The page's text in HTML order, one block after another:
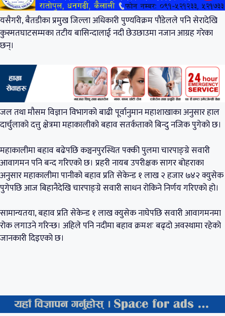
यसैगरी, बैतडीका प्रमुख जिल्ला अधिकारी पुण्यविक्रम पौडेलले पनि सेरादेखि
कुस्मतघाटसम्मका तटीय बासिन्दालाई नदी छेउछाउमा नजान आग्रह गरेका
छन्।
जल तथा मौसम विज्ञान विभागको बाढी पूर्वानुमान महाशाखाका अनुसार हाल
दार्चुलाको दत्तु क्षेत्रमा महाकालीको बहाव सतर्कताको बिन्दु नजिक पुगेको छ।
महाकालीमा बहाव बढेपछि कञ्चनपुरस्थित पक्की पुलमा चारपाङ्ग्रे सवारी
आवागमन पनि बन्द गरिएको छ। प्रहरी नायब उपरीक्षक सागर बोहराका
अनुसार महाकालीमा पानीको बहाव प्रति सेकेन्ड १ लाख २ हजार ७४२ क्युसेक
पुगेपछि आज बिहानैदेखि चारपाङ्ग्रे सवारी साधन रोकिने निर्णय गरिएको हो।
सामान्यतया, बहाव प्रति सेकेन्ड १ लाख क्युसेक नाघेपछि सवारी आवागमनमा
रोक लगाउने गरिन्छ। अहिले पनि नदीमा बहाव क्रमशः बढ्दो अवस्थामा रहेको
जानकारी दिइएको छ।